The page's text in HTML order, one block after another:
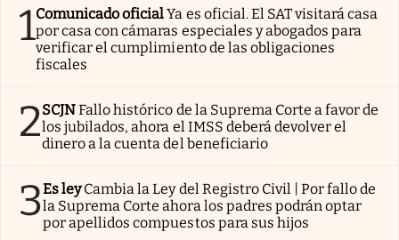
1Comunicado oficialYa es oficial. El SAT visitará casa
por casa con cámaras especiales y abogados para
verificar el cumplimiento de las obligaciones
fiscales
2SCJNFallo histórico de la Suprema Corte a favor de
los jubilados, ahora el IMSS deberá devolver el
dinero a la cuenta del beneficiario
3Es ley Cambia la Ley del Registro Civil | Por fallo de
la Suprema Corte ahora los padres podrán optar
por apellidos compuestos para sus hijos